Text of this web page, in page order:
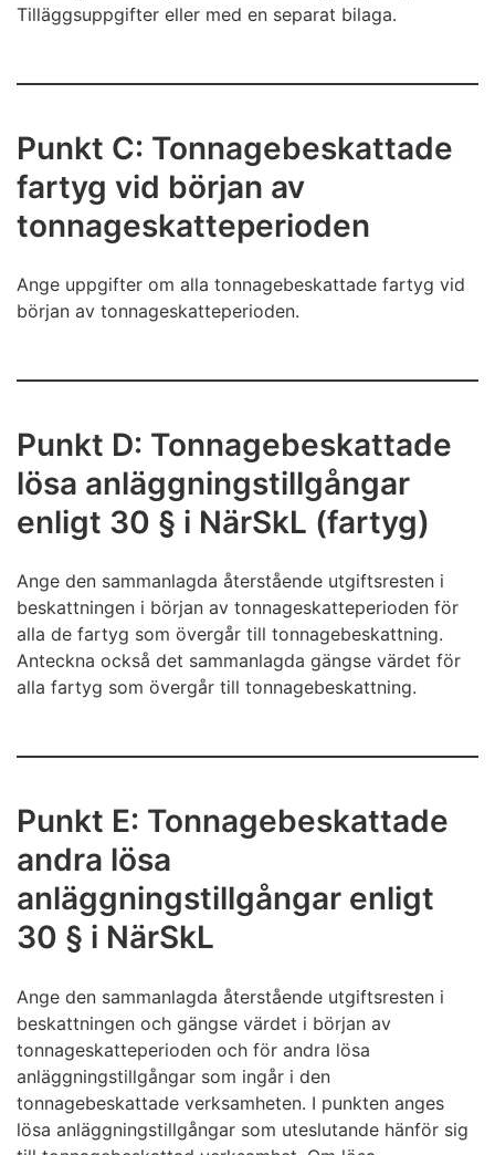
Tilläggsuppgifter eller med en separat bilaga.
Punkt C: Tonnagebeskattade
fartyg vid början av
tonnageskatteperioden
Ange uppgifter om alla tonnagebeskattade fartyg vid
början av tonnageskatteperioden.
Punkt D: Tonnagebeskattade
lösa anläggningstillgångar
enligt 30 § i NärSkL (fartyg)
Ange den sammanlagda återstående utgiftsresten i
beskattningen i början av tonnageskatteperioden för
alla de fartyg som övergår till tonnagebeskattning.
Anteckna också det sammanlagda gängse värdet för
alla fartyg som övergår till tonnagebeskattning.
Punkt E: Tonnagebeskattade
andra lösa
anläggningstillgångar enligt
30 § i NärSkL
Ange den sammanlagda återstående utgiftsresten i
beskattningen och gängse värdet i början av
tonnageskatteperioden och för andra lösa
anläggningstillgångar som ingår i den
tonnagebeskattade verksamheten. I punkten anges
lösa anläggningstillgångar som uteslutande hänför sig